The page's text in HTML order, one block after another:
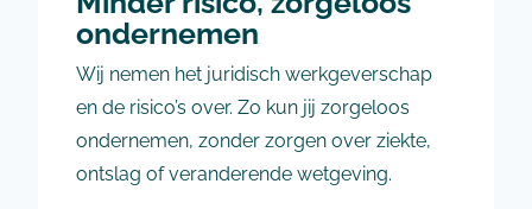
ondernemen
Wij nemen het juridisch werkgeverschap
en de risico’s over. Zo kun jij zorgeloos
ondernemen, zonder zorgen over ziekte,
ontslag of veranderende wetgeving.